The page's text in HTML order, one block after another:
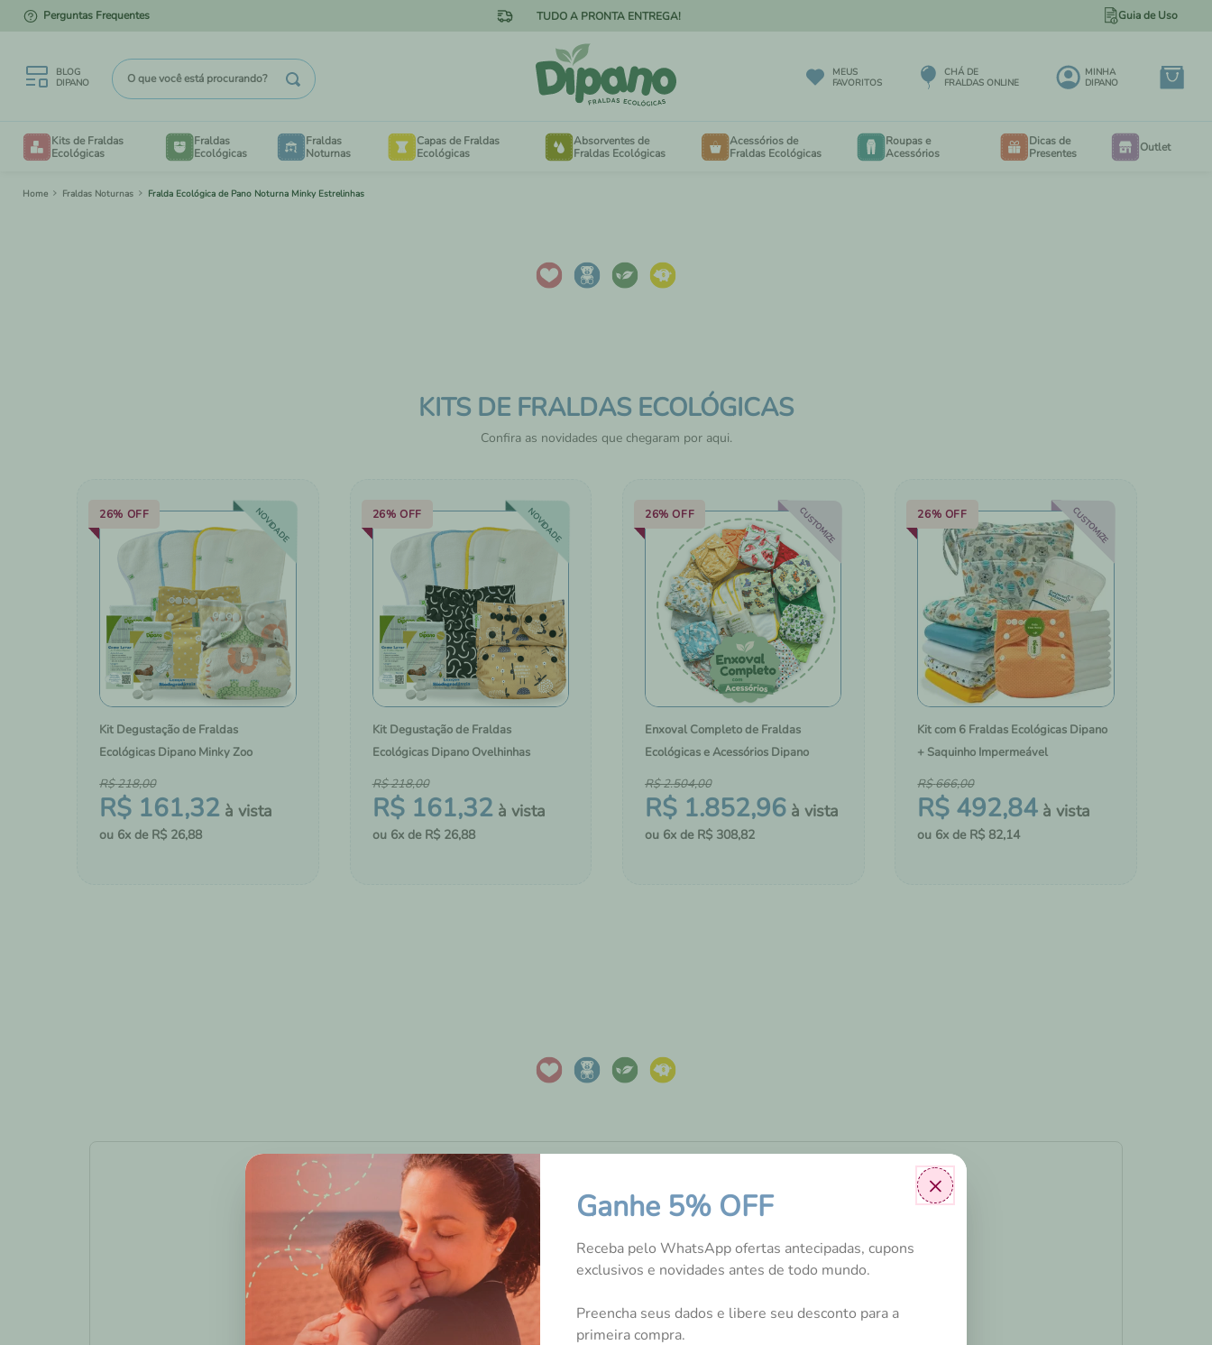
Perguntas Frequentes 5% DE DESCONTO NO PIX Guia de Uso
BLOG
DIPANO
O que você está procurando?
MEUS
FAVORITOS
CHÁ DE
FRALDAS ONLINE
MINHA
DIPANO
Kits de Fraldas
Ecológicas
Fraldas
Ecológicas
Fraldas
Noturnas
Capas de Fraldas
Ecológicas
Absorventes de
Fraldas Ecológicas
Acessórios de
Fraldas Ecológicas
HIGIENE E CUIDADOS COM A
Roupas e
Acessórios
Dicas de
Presentes
Outlet
×
Ganhe 5% OFF
Receba pelo WhatsApp ofertas antecipadas, cupons
exclusivos e novidades antes de todo mundo.
Preencha seus dados e libere seu desconto para a
primeira compra.
Fraldas Noturnas Fralda Ecológica de Pano Noturna Minky Estrelinhas
KITS DE FRALDAS ECOLÓGICAS
Confira as novidades que chegaram por aqui.
26% OFF NOVIDADE
Kit Degustação de Fraldas
Ecológicas Dipano Minky Zoo
R$ 161,32
R$218,00
6 R$ 26,88
26% OFF NOVIDADE
Kit Degustação de Fraldas
Ecológicas Dipano Ovelhinhas
R$ 161,32
R$218,00
6 R$ 26,88
26% OFF CUSTOMIZE
Enxoval Completo de Fraldas
Ecológicas e Acessórios Dipano
R$ 1.852,96
R$2.504,00
6 R$ 308,82
26% OFF CUSTOMIZE
Kit com 6 Fraldas Ecológicas Dipano
+ Saquinho Impermeável
R$ 492,84
R$666,00
6 R$ 82,14
AVALIAÇÕES DOS
NOSSOS CLIENTES
Tem esse produto? Seja o primeiro a avaliá-lo!
1º
kit degustação